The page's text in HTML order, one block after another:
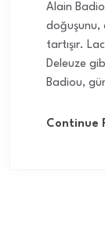
Alain
doğuşunu,
tartışır.
Deleuze
Badiou,
Continue